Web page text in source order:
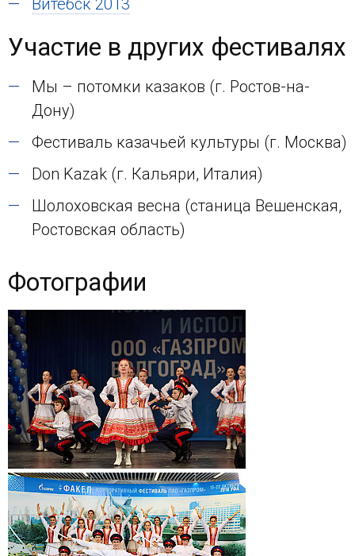
Участие в других фестивалях
Мы – потомки казаков (г. Ростов-на-
Дону)
Фестиваль казачьей культуры (г. Москва)
Don Kazak (г. Кальяри, Италия)
Шолоховская весна (станица Вешенская,
Ростовская область)
Фотографии